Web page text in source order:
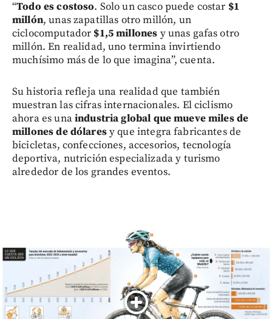
“Todo es costoso. Solo un casco puede costar $1
millón, unas zapatillas otro millón, un
ciclocomputador $1,5 millones y unas gafas otro
millón. En realidad, uno termina invirtiendo
muchísimo más de lo que imagina”, cuenta.
Su historia refleja una realidad que también
muestran las cifras internacionales. El ciclismo
ahora es unaindustria global que mueve miles de
millones de dólaresy que integra fabricantes de
bicicletas, confecciones, accesorios, tecnología
deportiva, nutrición especializada y turismo
alrededor de los grandes eventos.